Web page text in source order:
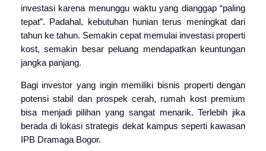
investasi karena menunggu waktu yang dianggap “paling
tepat”. Padahal, kebutuhan hunian terus meningkat dari
tahun ke tahun. Semakin cepat memulai investasi properti
kost, semakin besar peluang mendapatkan keuntungan
jangka panjang.
Bagi investor yang ingin memiliki bisnis properti dengan
potensi stabil dan prospek cerah, rumah kost premium
bisa menjadi pilihan yang sangat menarik. Terlebih jika
berada di lokasi strategis dekat kampus seperti kawasan
IPB Dramaga Bogor.